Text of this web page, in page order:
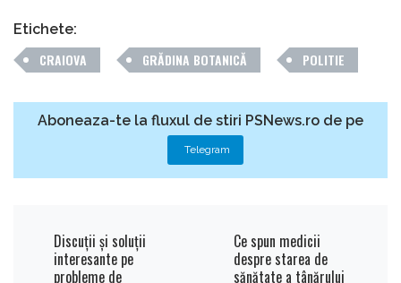
Etichete:
CRAIOVA GRĂDINA BOTANICĂ POLITIE
Aboneaza-te la fluxul de stiri PSNews.ro de pe
Telegram
Discuţii şi soluţii
interesante pe
probleme de
Ce spun medicii
despre starea de
sănătate a tânărului